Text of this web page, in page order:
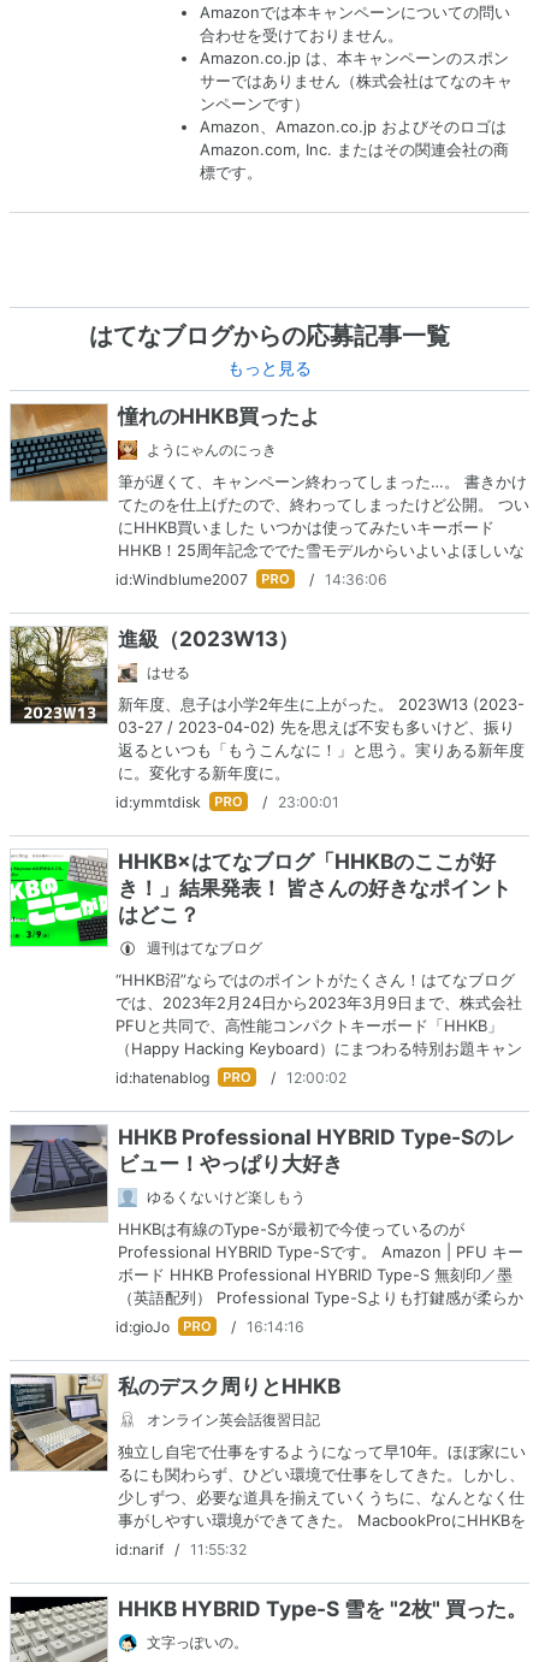
Amazonでは本キャンペーンについての問い
合わせを受けておりません。
Amazon.co.jp は、本キャンペーンのスポン
サーではありません（株式会社はてなのキャ
ンペーンです）
Amazon、Amazon.co.jp およびそのロゴは
Amazon.com, Inc. またはその関連会社の商
標です。
はてなブログからの応募記事一覧
もっと見る
憧れのHHKB買ったよ
ようにゃんのにっき
筆が遅くて、キャンペーン終わってしまった…。 書きかけ
てたのを仕上げたので、終わってしまったけど公開。 つい
にHHKB買いました いつかは使ってみたいキーボード
HHKB！25周年記念ででた雪モデルからいよいよほしいな
と思っていて、去年2022年5月についに買いました。 ま
id:Windblume2007 はて
Pro
/ 14:36:06
進級（2023W13）
はせる
新年度、息子は小学2年生に上がった。 2023W13 (2023-
03-27 / 2023-04-02) 先を思えば不安も多いけど、振り
返るといつも「もうこんなに！」と思う。実りある新年度
に。変化する新年度に。
id:ymmtdisk はて
Pro
/ 23:00:01
HHKB×はてなブログ「HHKBのここが好
き！」結果発表！ 皆さんの好きなポイント
はどこ？
週刊はてなブログ
“HHKB沼”ならではのポイントがたくさん！はてなブログ
では、2023年2月24日から2023年3月9日まで、株式会社
PFUと共同で、高性能コンパクトキーボード「HHKB」
（Happy Hacking Keyboard）にまつわる特別お題キャン
ペーンを実施しました！お題は「HHKBのここが好
式会社P…
id:hatenablog はて
Pro
/ 12:00:02
HHKB Professional HYBRID Type-Sのレ
ビュー！やっぱり大好き
ゆるくないけど楽しもう
HHKBは有線のType-Sが最初で今使っているのが
Professional HYBRID Type-Sです。 Amazon | PFU キー
ボード HHKB Professional HYBRID Type-S 無刻印／墨
（英語配列） Professional Type-Sよりも打鍵感が柔らか
くて好き。 買い替えたときはBluetoothで切り替えるのも
id:gioJo はて
Pro
/ 16:14:16
私のデスク周りとHHKB
オンライン英会話復習日記
独立し自宅で仕事をするようになって早10年。ほぼ家にい
るにも関わらず、ひどい環境で仕事をしてきた。しかし、
少しずつ、必要な道具を揃えていくうちに、なんとなく仕
事がしやすい環境ができてきた。 MacbookProにHHKBを
組み合わせている HHKBを購入したのは、2021年3月。あ
id:narif / 11:55:32
HHKB HYBRID Type-S 雪を "2枚" 買った。
文字っぽいの。